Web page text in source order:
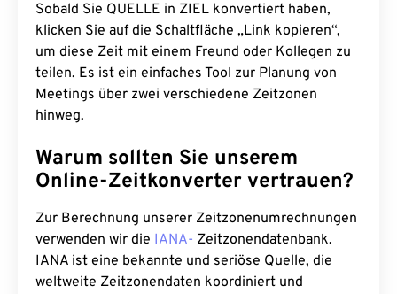
Sobald Sie QUELLE in ZIEL konvertiert haben,
klicken Sie auf die Schaltfläche „Link kopieren“,
um diese Zeit mit einem Freund oder Kollegen zu
teilen. Es ist ein einfaches Tool zur Planung von
Meetings über zwei verschiedene Zeitzonen
hinweg.
Warum sollten Sie unserem
Online-Zeitkonverter vertrauen?
Zur Berechnung unserer Zeitzonenumrechnungen
verwenden wir die IANA- Zeitzonendatenbank.
IANA ist eine bekannte und seriöse Quelle, die
weltweite Zeitzonendaten koordiniert und